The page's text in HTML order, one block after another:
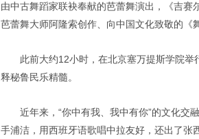
由中古舞蹈家联袂奉献的芭蕾舞演出，《吉赛
芭蕾舞大师阿隆索创作、向中国文化致敬的《
此前大约12小时，在北京塞万提斯学院
释秘鲁民乐精髓。
近年来，“你中有我、我中有你”的文化交
手浦洁，用西班牙语歌唱中拉友好，还出了张